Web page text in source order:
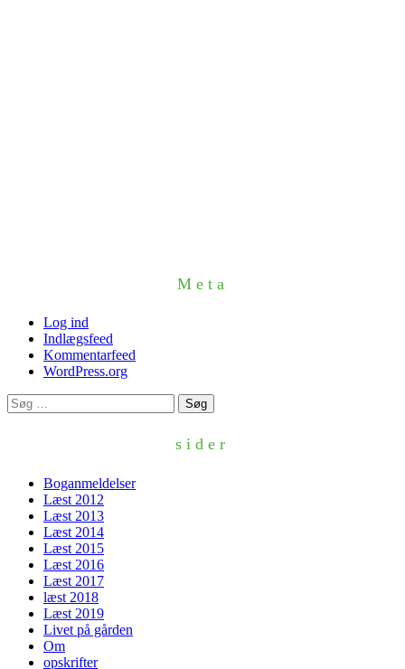
Meta
Log ind
Indlægsfeed
Kommentarfeed
WordPress.org
Søg
efter:
sider
Boganmeldelser
Læst 2012
Læst 2013
Læst 2014
Læst 2015
Læst 2016
Læst 2017
læst 2018
Læst 2019
Livet på gården
Om
opskrifter